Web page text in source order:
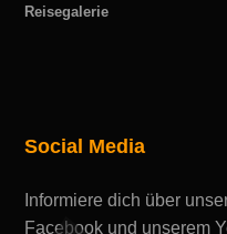
Reisegalerie
Social Media
Informiere dich über
Facebook und unserem